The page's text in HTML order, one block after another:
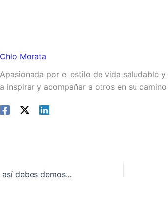
Chlo Morata
Apasionada por el estilo de vida saludable
a inspirar y acompañar a otros en su
Ni abrazos ni caricias, así debes demostrar cariño a tu gato realmente